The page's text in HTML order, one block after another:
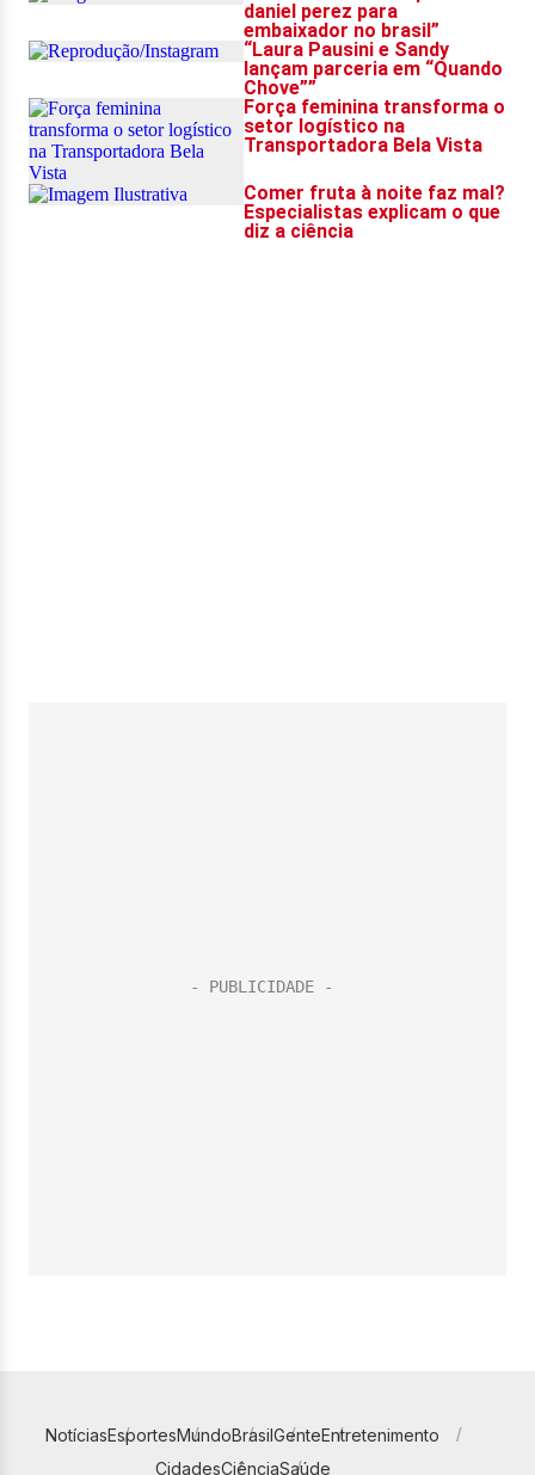
NotíciasEsportesMundoBrasilGenteEntretenimento
CidadesCiênciaSaúde